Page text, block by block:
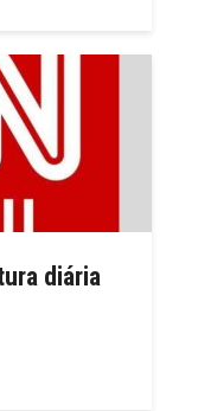
diária